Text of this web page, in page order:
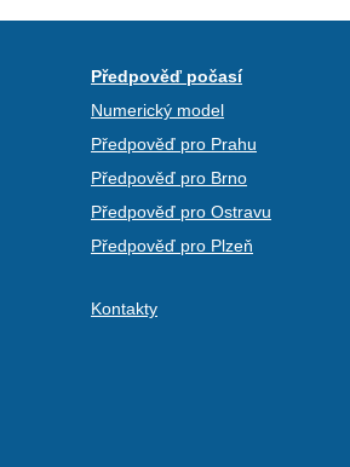
Předpověď počasí
Numerický model
Předpověď pro Prahu
Předpověď pro Brno
Předpověď pro Ostravu
Předpověď pro Plzeň
Kontakty